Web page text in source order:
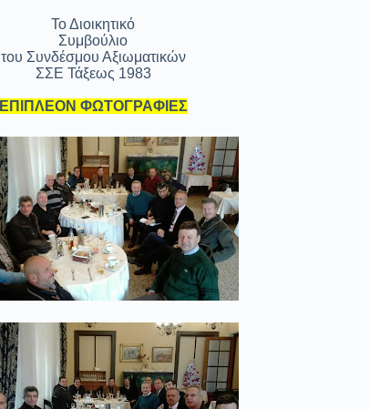
Το Διοικητικό
Συμβούλιο
του Συνδέσμου Αξιωματικών
ΣΣΕ Τάξεως 1983
ΕΠΙΠΛΕΟΝ ΦΩΤΟΓΡΑΦΙΕΣ